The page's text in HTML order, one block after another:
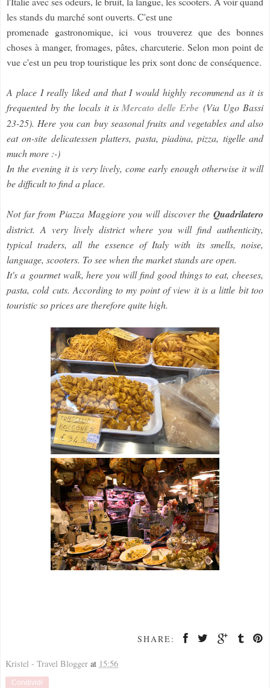
les stands du marché sont ouverts. C'est une
promenade gastronomique, ici vous trouverez que des bonnes
choses à manger, fromages, pâtes, charcuterie. Selon mon point de
vue c'est un peu trop touristique les prix sont donc de conséquence.
A place I really liked and that I would highly recommend as it is
frequented by the locals it isMercato delle Erbe (Via Ugo Bassi
23-25). Here you can buy seasonal fruits and vegetables and also
eat on-site delicatessen platters, pasta, piadina, pizza, tigelle and
much more :-)
In the evening it is very lively, come early enough otherwise it will
be difficult to find a place.
Not far from Piazza Maggiore you will discover the Quadrilatero
district. A very lively district where you will find authenticity,
typical traders, all the essence of Italy with its smells, noise,
language, scooters. To see when the market stands are open.
It's a gourmet walk, here you will find good things to eat, cheeses,
pasta, cold cuts. According to my point of view it is a little bit too
touristic so prices are therefore quite high.
SHARE:
Kristel - Travel Blogger at 15:56
Condividi